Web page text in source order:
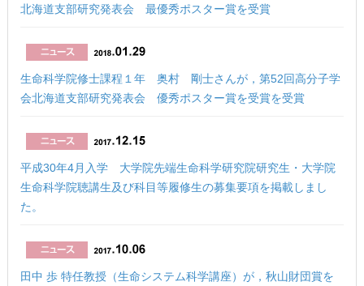
北海道支部研究発表会 最優秀ポスター賞を受賞
生命科学院修士課程１年 奥村 剛士さんが，第52回高分子学
会北海道支部研究発表会 優秀ポスター賞を受賞を受賞
平成30年4月入学 大学院先端生命科学研究院研究生・大学院
生命科学院聴講生及び科目等履修生の募集要項を掲載しまし
た。
田中 歩 特任教授（生命システム科学講座）が，秋山財団賞を